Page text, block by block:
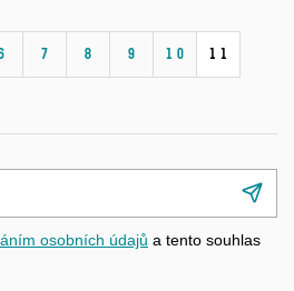
7 8 9 10 11
osobních údajů a tento souhlas